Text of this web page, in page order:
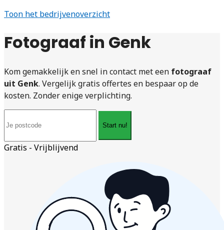
Toon het bedrijvenoverzicht
Fotograaf in Genk
Kom gemakkelijk en snel in contact met een fotograaf
uit Genk. Vergelijk gratis offertes en bespaar op de
kosten. Zonder enige verplichting.
Start nu!
Gratis - Vrijblijvend